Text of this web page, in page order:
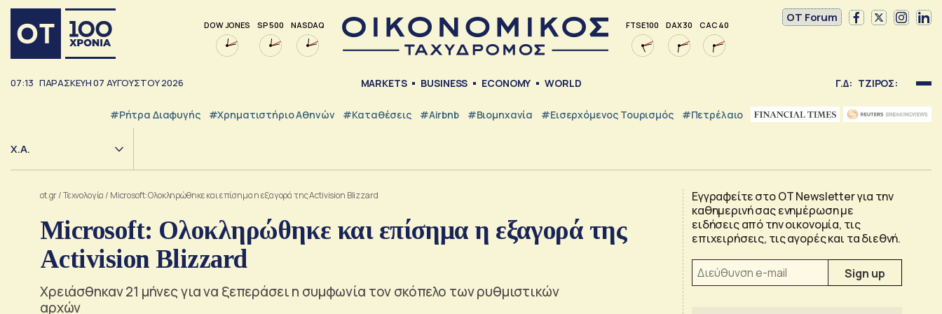
DOW JONES SP 500 NASDAQ FTSE 100 DAX 30 CAC 40
OT Forum
07:13 ΠΑΡΑΣΚΕΥΗ07 ΑΥΓΟΥΣΤΟΥ2026 MARKETS BUSINESS ECONOMY WORLD Γ.Δ: ΤΖΙΡΟΣ:
#ρήτρα Διαφυγής #Χρηματιστήριο Αθηνών #Καταθέσεις #Airbnb #Βιομηχανία #εισερχόμενος Τουρισμός #Πετρέλαιο
Χ.Α.
ot.gr/Τεχνολογία / Microsoft: Ολοκληρώθηκε και επίσημα η εξαγορά της Activision Blizzard
Microsoft: Ολοκληρώθηκε και επίσημα η εξαγορά της
Activision Blizzard
Χρειάσθηκαν 21 μήνες για να ξεπεράσει η συμφωνία τον σκόπελο των ρυθμιστικών
αρχών
Εγγραφείτε στο OT Newsletter για την
καθημερινή σας ενημέρωση με
ειδήσεις από την οικονομία, τις
επιχειρήσεις, τις αγορές και τα διεθνή.